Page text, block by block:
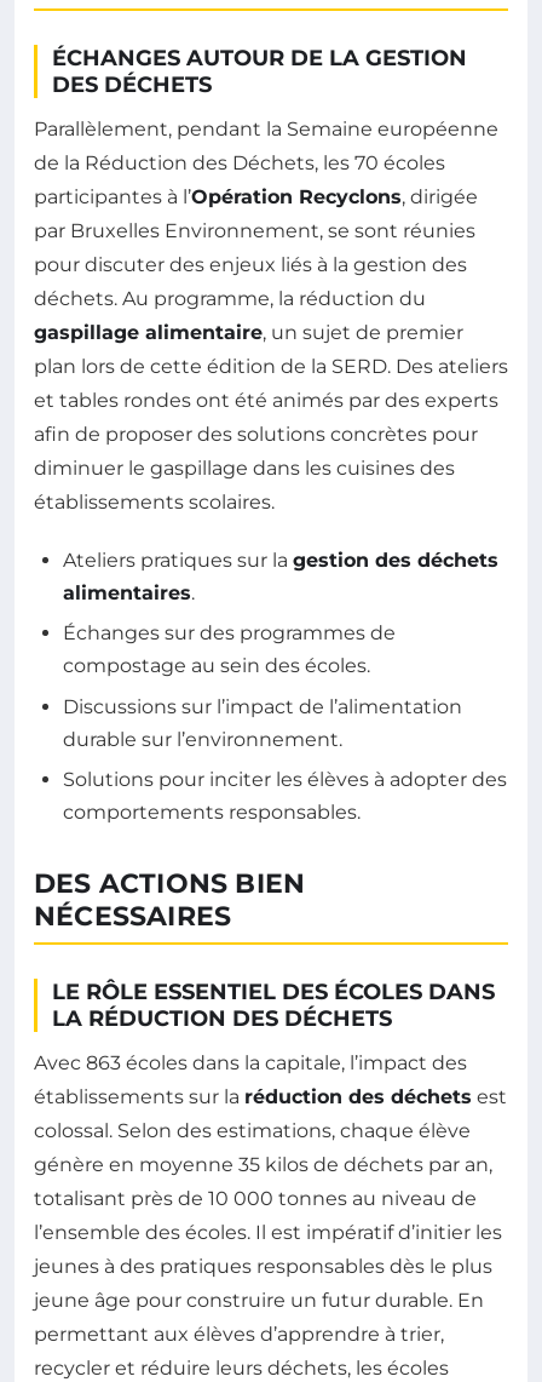
ÉCHANGES AUTOUR DE LA GESTION
DES DÉCHETS
Parallèlement, pendant la Semaine européenne
de la Réduction des Déchets, les 70 écoles
participantes à l’Opération Recyclons, dirigée
par Bruxelles Environnement, se sont réunies
pour discuter des enjeux liés à la gestion des
déchets. Au programme, la réduction du
gaspillage alimentaire, un sujet de premier
plan lors de cette édition de la SERD. Des ateliers
et tables rondes ont été animés par des experts
afin de proposer des solutions concrètes pour
diminuer le gaspillage dans les cuisines des
établissements scolaires.
Ateliers pratiques sur la gestion des déchets
alimentaires.
Échanges sur des programmes de
compostage au sein des écoles.
Discussions sur l’impact de l’alimentation
durable sur l’environnement.
Solutions pour inciter les élèves à adopter des
comportements responsables.
DES ACTIONS BIEN
NÉCESSAIRES
LE RÔLE ESSENTIEL DES ÉCOLES DANS
LA RÉDUCTION DES DÉCHETS
Avec 863 écoles dans la capitale, l’impact des
établissements sur la réduction des déchets est
colossal. Selon des estimations, chaque élève
génère en moyenne 35 kilos de déchets par an,
totalisant près de 10 000 tonnes au niveau de
l’ensemble des écoles. Il est impératif d’initier les
jeunes à des pratiques responsables dès le plus
jeune âge pour construire un futur durable. En
permettant aux élèves d’apprendre à trier,
recycler et réduire leurs déchets, les écoles